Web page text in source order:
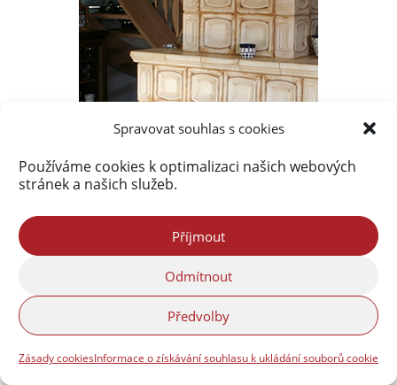
Spravovat souhlas s cookies
Používáme cookies k optimalizaci našich webových
stránek a našich služeb.
Příjmout
Odmítnout
Předvolby
Zásady cookiesInformace o získávání souhlasu k ukládání souborů cookie